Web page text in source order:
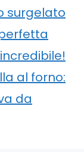
surgelato
al forno:
da